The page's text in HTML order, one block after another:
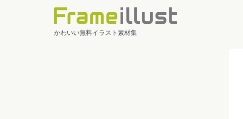
かわいい無料イラスト素材集